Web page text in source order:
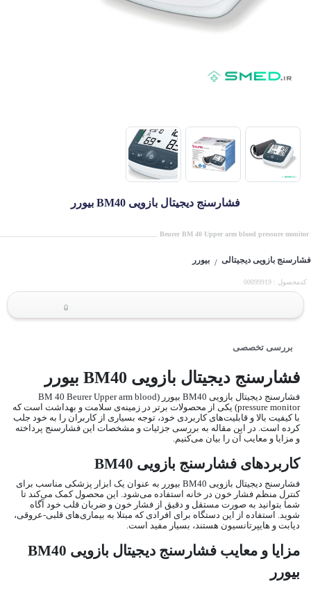
فشارسنج دیجیتال بازویی BM40 بیورر
Beurer BM 40 Upper arm blood pressure monitor
فشارسنج بازویی دیجیتالی / بیورر
کدمحصول : 00099919
0
بررسی تخصصی
فشارسنج دیجیتال بازویی BM40 بیورر
فشارسنج دیجیتال بازویی BM40 بیورر (BM 40 Beurer Upper arm blood
pressure monitor) یکی از محصولات برتر در زمینه‌ی سلامت و بهداشت است که
با کیفیت بالا و قابلیت‌های کاربردی خود، توجه بسیاری از کاربران را به خود جلب
کرده است. در این مقاله به بررسی جزئیات و مشخصات این فشارسنج پرداخته
و مزایا و معایب آن را بیان می‌کنیم.
کاربردهای فشارسنج بازویی BM40
فشارسنج دیجیتال بازویی BM40 بیورر به عنوان یک ابزار پزشکی مناسب برای
کنترل منظم فشار خون در خانه استفاده می‌شود. این محصول کمک می‌کند تا
شما بتوانید به صورت مستقل و دقیق از فشار خون و ضربان قلب خود آگاه
شوید. استفاده از این دستگاه برای افرادی که مبتلا به بیماری‌های قلبی-عروقی،
دیابت و هایپرتانسیون هستند، بسیار مفید است.
مزایا و معایب فشارسنج دیجیتال بازویی BM40
بیورر